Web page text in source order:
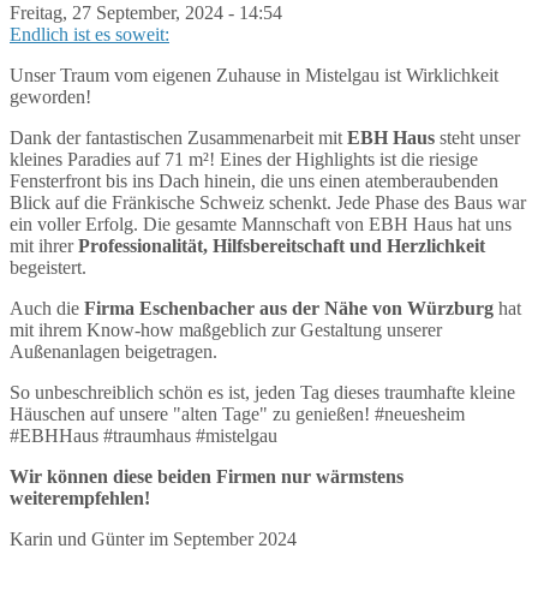
Freitag, 27 September, 2024 - 14:54
Endlich ist es soweit:
Unser Traum vom eigenen Zuhause in Mistelgau ist Wirklichkeit
geworden!
Dank der fantastischen Zusammenarbeit mit EBH Haus steht unser
kleines Paradies auf 71 m²! Eines der Highlights ist die riesige
Fensterfront bis ins Dach hinein, die uns einen atemberaubenden
Blick auf die Fränkische Schweiz schenkt. Jede Phase des Baus war
ein voller Erfolg. Die gesamte Mannschaft von EBH Haus hat uns
mit ihrerProfessionalität, Hilfsbereitschaft und Herzlichkeit
begeistert.
Auch die Firma Eschenbacher aus der Nähe von Würzburg hat
mit ihrem Know-how maßgeblich zur Gestaltung unserer
Außenanlagen beigetragen.
So unbeschreiblich schön es ist, jeden Tag dieses traumhafte kleine
Häuschen auf unsere "alten Tage" zu genießen! #neuesheim
#EBHHaus #traumhaus #mistelgau
Wir können diese beiden Firmen nur wärmstens
weiterempfehlen!
Karin und Günter im September 2024